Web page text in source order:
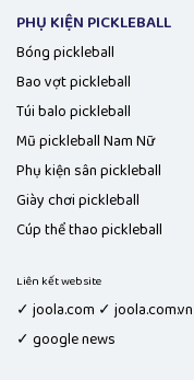
PHỤ KIỆN PICKLEBALL
Bóng pickleball
Bao vợt pickleball
Túi balo pickleball
Mũ pickleball Nam Nữ
Phụ kiện sân pickleball
Giày chơi pickleball
Cúp thể thao pickleball
Liên kết website
✓ joola.com ✓ joola.com.vn
✓ google news